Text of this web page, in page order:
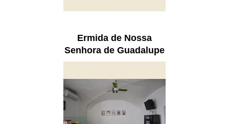
Ermida de Nossa
Senhora de Guadalupe